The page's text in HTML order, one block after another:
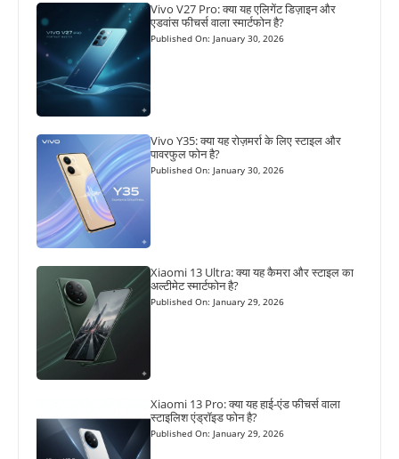
Vivo V27 Pro: क्या यह एलिगेंट डिज़ाइन और
एडवांस फीचर्स वाला स्मार्टफोन है?
Published On: January 30, 2026
Vivo Y35: क्या यह रोज़मर्रा के लिए स्टाइल और
पावरफुल फोन है?
Published On: January 30, 2026
Xiaomi 13 Ultra: क्या यह कैमरा और स्टाइल का
अल्टीमेट स्मार्टफोन है?
Published On: January 29, 2026
Xiaomi 13 Pro: क्या यह हाई-एंड फीचर्स वाला
स्टाइलिश एंड्रॉइड फोन है?
Published On: January 29, 2026